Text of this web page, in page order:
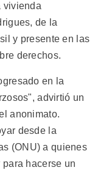
vivienda
de la
y presente en las
derechos.
en la
advirtió un
anonimato.
desde la
(ONU) a quienes
hacerse un